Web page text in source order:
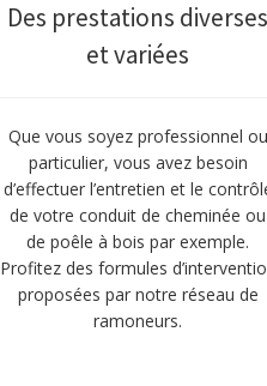
Des prestations diverses
et variées
Que vous soyez professionnel ou
particulier, vous avez besoin
d’effectuer l’entretien et le
de votre conduit de cheminée ou
de poêle à bois par exemple.
Profitez des formules
proposées par notre réseau de
ramoneurs.